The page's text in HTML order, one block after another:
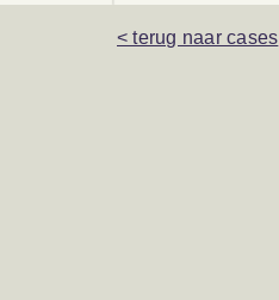
< terug naar cases